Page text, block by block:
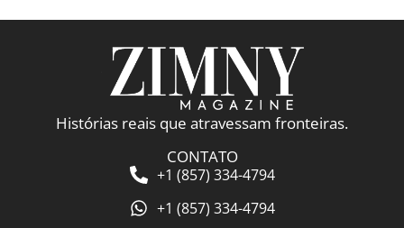
Histórias reais que atravessam fronteiras.
CONTATO
+1 (857) 334-4794
+1 (857) 334-4794